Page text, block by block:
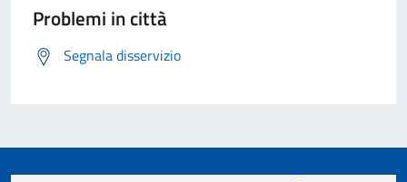
Problemi in città
Segnala disservizio